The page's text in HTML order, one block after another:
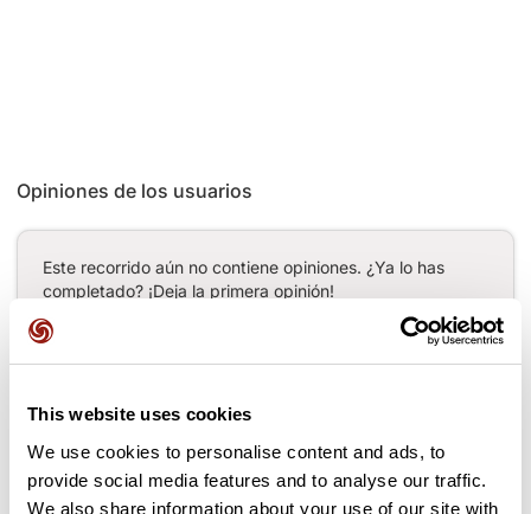
This website uses cookies
We use cookies to personalise content and ads, to
provide social media features and to analyse our traffic.
We also share information about your use of our site with
Opiniones de los usuarios
Este recorrido aún no contiene opiniones. ¿Ya lo has
completado? ¡Deja la primera opinión!